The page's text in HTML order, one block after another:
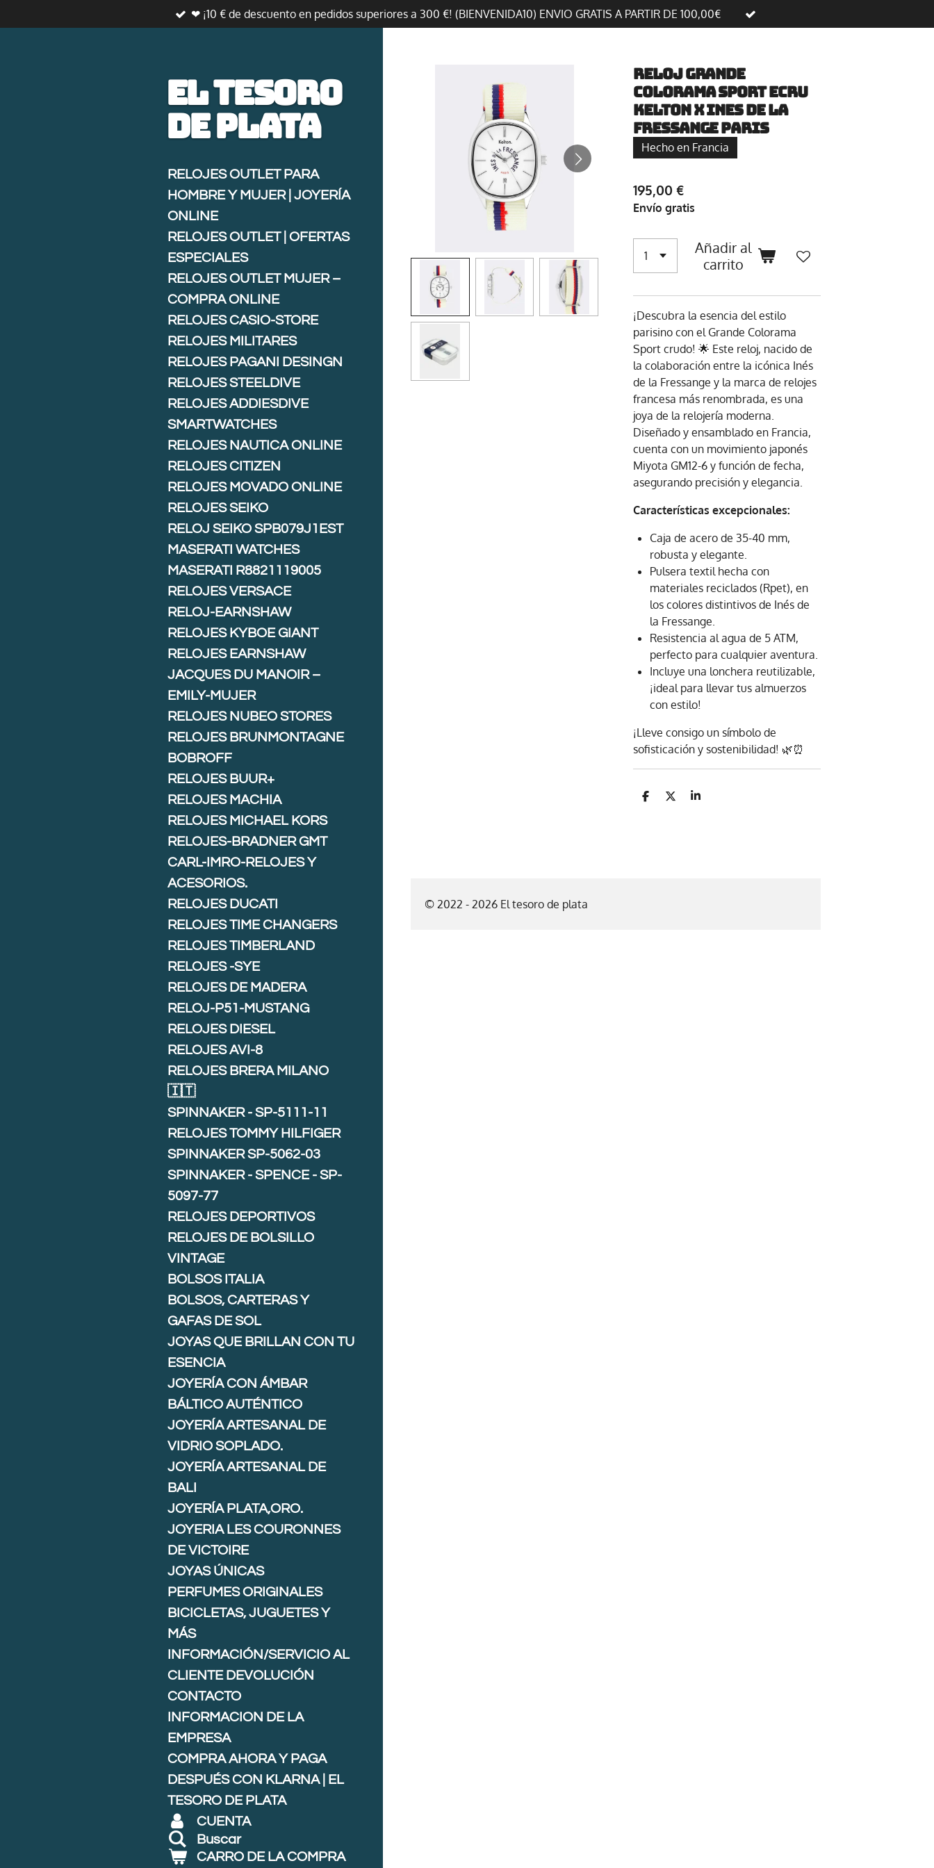
al
❤ ¡10 € de descuento en pedidos superiores a 300 €! (BIENVENIDA10) ENVIO GRATIS A PARTIR DE 100,00€
RELOJ GRANDE
COLORAMA SPORT ECRU
KELTON X INES DE LA
FRESSANGE PARIS
Hecho en Francia
195,00 €
Envío gratis
Añadir al
carrito
¡Descubra la esencia del estilo
parisino con el Grande Colorama
Sport crudo! 🌟 Este reloj, nacido de
la colaboración entre la icónica Inés
de la Fressange y la marca de relojes
francesa más renombrada, es una
joya de la relojería moderna.
Diseñado y ensamblado en Francia,
cuenta con un movimiento japonés
Miyota GM12-6 y función de fecha,
asegurando precisión y elegancia.
Características excepcionales:
Caja de acero de 35-40 mm,
robusta y elegante.
Pulsera textil hecha con
materiales reciclados (Rpet), en
los colores distintivos de Inés de
la Fressange.
Resistencia al agua de 5 ATM,
perfecto para cualquier aventura.
Incluye una lonchera reutilizable,
¡ideal para llevar tus almuerzos
con estilo!
¡Lleve consigo un símbolo de
sofisticación y sostenibilidad! 🌿⏰
C
C
C
© 2022 - 2026 El tesoro de plata
El tesoro
deplata
RELOJES OUTLET PARA
HOMBRE Y MUJER | JOYERÍA
ONLINE
RELOJES OUTLET | OFERTAS
ESPECIALES
RELOJES OUTLET MUJER –
COMPRA ONLINE
RELOJES CASIO-STORE
RELOJES MILITARES
RELOJES PAGANI DESINGN
RELOJES STEELDIVE
RELOJES ADDIESDIVE
SMARTWATCHES
RELOJES NAUTICA ONLINE
RELOJES CITIZEN
RELOJES MOVADO ONLINE
RELOJES SEIKO
RELOJ SEIKO SPB079J1EST
MASERATI WATCHES
MASERATI R8821119005
RELOJES VERSACE
RELOJ-EARNSHAW
RELOJES KYBOE GIANT
RELOJES EARNSHAW
JACQUES DU MANOIR –
EMILY-MUJER
RELOJES NUBEO STORES
RELOJES BRUNMONTAGNE
BOBROFF
RELOJES BUUR+
RELOJES MACHIA
RELOJES MICHAEL KORS
RELOJES-BRADNER GMT
CARL-IMRO-RELOJES Y
ACESORIOS.
RELOJES DUCATI
RELOJES TIME CHANGERS
RELOJES TIMBERLAND
RELOJES -SYE
RELOJES DE MADERA
RELOJ-P51-MUSTANG
RELOJES DIESEL
RELOJES AVI-8
RELOJES BRERA MILANO
🇮🇹
SPINNAKER - SP-5111-11
RELOJES TOMMY HILFIGER
SPINNAKER SP-5062-03
SPINNAKER - SPENCE - SP-
5097-77
RELOJES DEPORTIVOS
RELOJES DE BOLSILLO
VINTAGE
BOLSOS ITALIA
BOLSOS, CARTERAS Y
GAFAS DE SOL
JOYAS QUE BRILLAN CON TU
ESENCIA
JOYERÍA CON ÁMBAR
BÁLTICO AUTÉNTICO
JOYERÍA ARTESANAL DE
VIDRIO SOPLADO.
JOYERÍA ARTESANAL DE
BALI
JOYERÍA PLATA,ORO.
JOYERIA LES COURONNES
DE VICTOIRE
JOYAS ÚNICAS
PERFUMES ORIGINALES
BICICLETAS, JUGUETES Y
MÁS
INFORMACIÓN/SERVICIO AL
CLIENTE DEVOLUCIÓN
CONTACTO
INFORMACION DE LA
EMPRESA
COMPRA AHORA Y PAGA
DESPUÉS CON KLARNA | EL
TESORO DE PLATA
CUENTA
Buscar
CARRO DE LA COMPRA